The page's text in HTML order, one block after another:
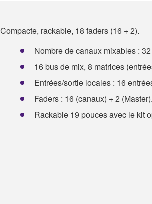
Compacte, rackable, 18 faders (16 + 2).
Nombre de canaux mixables :
16 bus de mix, 8 matrices
Entrées/sortie locales : 16
Faders : 16 (canaux) + 2 (Master).
Rackable 19 pouces avec le kit